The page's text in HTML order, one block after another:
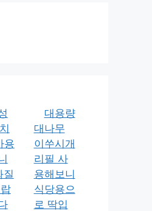
용
질
대용량
대나무
이쑤시개
리필 사
용해보니
식당용으
로 딱입